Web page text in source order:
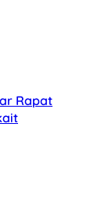
Rapat